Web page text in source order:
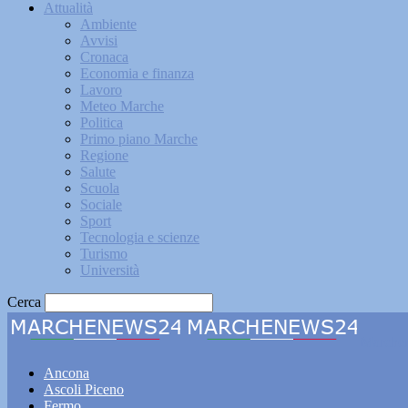
Attualità
Ambiente
Avvisi
Cronaca
Economia e finanza
Lavoro
Meteo Marche
Politica
Primo piano Marche
Regione
Salute
Scuola
Sociale
Sport
Tecnologia e scienze
Turismo
Università
Cerca
Ancona
Ascoli Piceno